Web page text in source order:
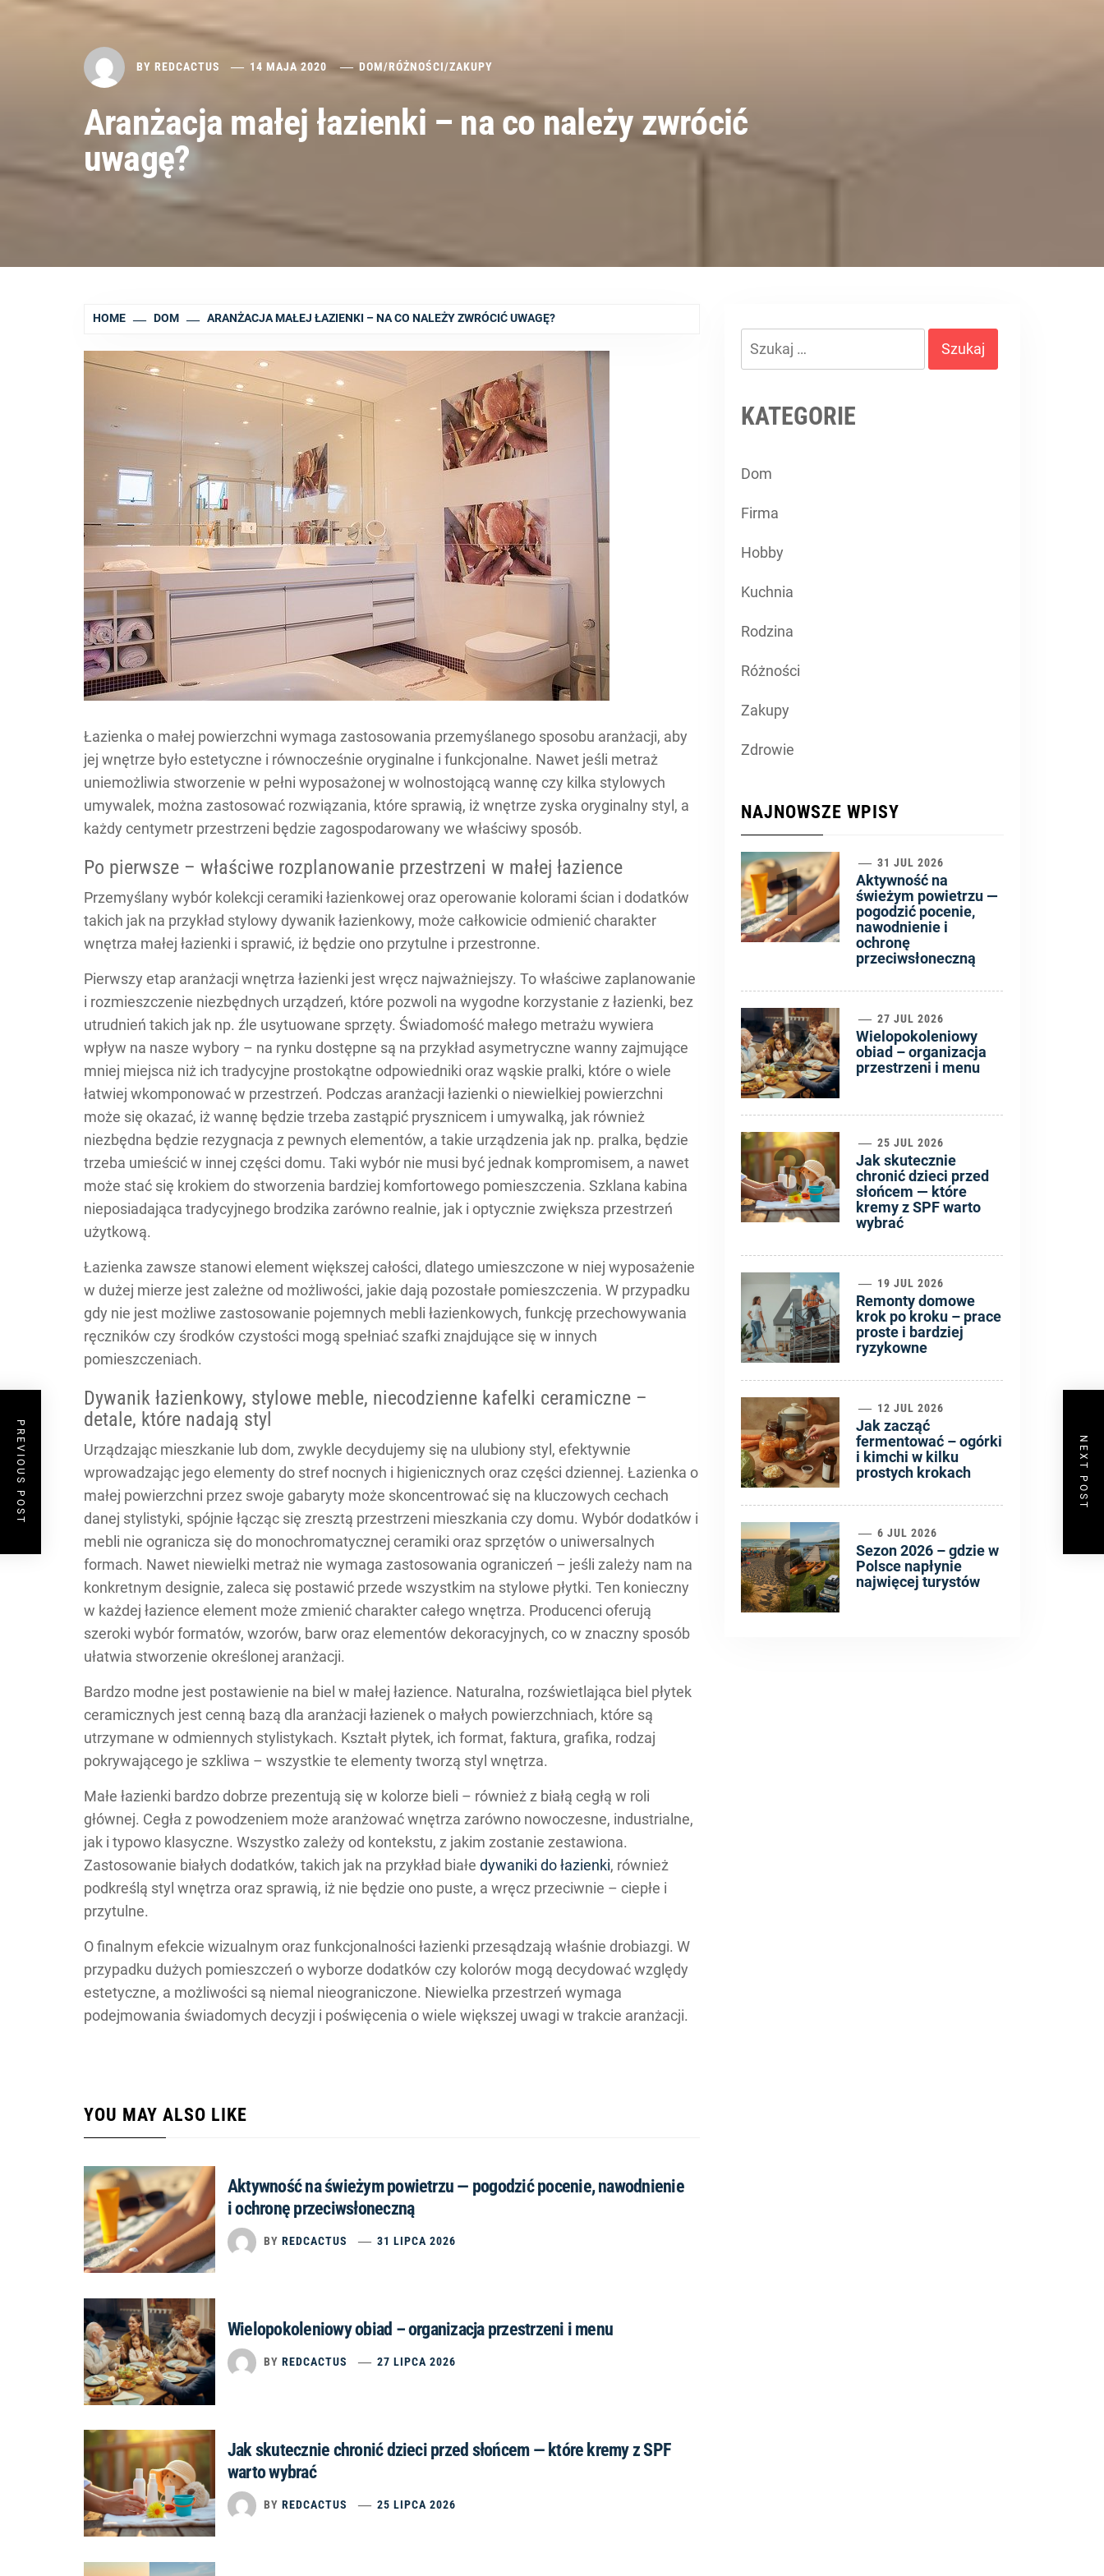
BY REDCACTUS 14 MAJA 2020 DOM/RÓŻNOŚCI/ZAKUPY
Aranżacja małej łazienki – na co należy zwrócić
uwagę?
HOME DOM ARANŻACJA MAŁEJ ŁAZIENKI – NA CO NALEŻY ZWRÓCIĆ UWAGĘ?
Łazienka o małej powierzchni wymaga zastosowania przemyślanego sposobu aranżacji, aby
jej wnętrze było estetyczne i równocześnie oryginalne i funkcjonalne. Nawet jeśli metraż
uniemożliwia stworzenie w pełni wyposażonej w wolnostojącą wannę czy kilka stylowych
umywalek, można zastosować rozwiązania, które sprawią, iż wnętrze zyska oryginalny styl, a
każdy centymetr przestrzeni będzie zagospodarowany we właściwy sposób.
Po pierwsze – właściwe rozplanowanie przestrzeni w małej łazience
Przemyślany wybór kolekcji ceramiki łazienkowej oraz operowanie kolorami ścian i dodatków
takich jak na przykład stylowy dywanik łazienkowy, może całkowicie odmienić charakter
wnętrza małej łazienki i sprawić, iż będzie ono przytulne i przestronne.
Pierwszy etap aranżacji wnętrza łazienki jest wręcz najważniejszy. To właściwe zaplanowanie
i rozmieszczenie niezbędnych urządzeń, które pozwoli na wygodne korzystanie z łazienki, bez
utrudnień takich jak np. źle usytuowane sprzęty. Świadomość małego metrażu wywiera
wpływ na nasze wybory – na rynku dostępne są na przykład asymetryczne wanny zajmujące
mniej miejsca niż ich tradycyjne prostokątne odpowiedniki oraz wąskie pralki, które o wiele
łatwiej wkomponować w przestrzeń. Podczas aranżacji łazienki o niewielkiej powierzchni
może się okazać, iż wannę będzie trzeba zastąpić prysznicem i umywalką, jak również
niezbędna będzie rezygnacja z pewnych elementów, a takie urządzenia jak np. pralka, będzie
trzeba umieścić w innej części domu. Taki wybór nie musi być jednak kompromisem, a nawet
może stać się krokiem do stworzenia bardziej komfortowego pomieszczenia. Szklana kabina
nieposiadająca tradycyjnego brodzika zarówno realnie, jak i optycznie zwiększa przestrzeń
użytkową.
Łazienka zawsze stanowi element większej całości, dlatego umieszczone w niej wyposażenie
w dużej mierze jest zależne od możliwości, jakie dają pozostałe pomieszczenia. W przypadku
gdy nie jest możliwe zastosowanie pojemnych mebli łazienkowych, funkcję przechowywania
ręczników czy środków czystości mogą spełniać szafki znajdujące się w innych
pomieszczeniach.
Dywanik łazienkowy, stylowe meble, niecodzienne kafelki ceramiczne –
detale, które nadają styl
Urządzając mieszkanie lub dom, zwykle decydujemy się na ulubiony styl, efektywnie
wprowadzając jego elementy do stref nocnych i higienicznych oraz części dziennej. Łazienka o
małej powierzchni przez swoje gabaryty może skoncentrować się na kluczowych cechach
danej stylistyki, spójnie łącząc się zresztą przestrzeni mieszkania czy domu. Wybór dodatków i
mebli nie ogranicza się do monochromatycznej ceramiki oraz sprzętów o uniwersalnych
formach. Nawet niewielki metraż nie wymaga zastosowania ograniczeń – jeśli zależy nam na
konkretnym designie, zaleca się postawić przede wszystkim na stylowe płytki. Ten konieczny
w każdej łazience element może zmienić charakter całego wnętrza. Producenci oferują
szeroki wybór formatów, wzorów, barw oraz elementów dekoracyjnych, co w znaczny sposób
ułatwia stworzenie określonej aranżacji.
Bardzo modne jest postawienie na biel w małej łazience. Naturalna, rozświetlająca biel płytek
ceramicznych jest cenną bazą dla aranżacji łazienek o małych powierzchniach, które są
utrzymane w odmiennych stylistykach. Kształt płytek, ich format, faktura, grafika, rodzaj
pokrywającego je szkliwa – wszystkie te elementy tworzą styl wnętrza.
Małe łazienki bardzo dobrze prezentują się w kolorze bieli – również z białą cegłą w roli
głównej. Cegła z powodzeniem może aranżować wnętrza zarówno nowoczesne, industrialne,
jak i typowo klasyczne. Wszystko zależy od kontekstu, z jakim zostanie zestawiona.
Zastosowanie białych dodatków, takich jak na przykład białe dywaniki do łazienki, również
podkreślą styl wnętrza oraz sprawią, iż nie będzie ono puste, a wręcz przeciwnie – ciepłe i
przytulne.
O finalnym efekcie wizualnym oraz funkcjonalności łazienki przesądzają właśnie drobiazgi. W
przypadku dużych pomieszczeń o wyborze dodatków czy kolorów mogą decydować względy
estetyczne, a możliwości są niemal nieograniczone. Niewielka przestrzeń wymaga
podejmowania świadomych decyzji i poświęcenia o wiele większej uwagi w trakcie aranżacji.
YOU MAY ALSO LIKE
Aktywność na świeżym powietrzu — pogodzić pocenie, nawodnienie
i ochronę przeciwsłoneczną
BY REDCACTUS 31 LIPCA 2026
Wielopokoleniowy obiad – organizacja przestrzeni i menu
BY REDCACTUS 27 LIPCA 2026
Jak skutecznie chronić dzieci przed słońcem — które kremy z SPF
warto wybrać
BY REDCACTUS 25 LIPCA 2026
PREVIOUS POST NEXT POST
Szukaj:
KATEGORIE
Dom
Firma
Hobby
Kuchnia
Rodzina
Różności
Zakupy
Zdrowie
NAJNOWSZE WPISY
1 31 JUL 2026
Aktywność na
świeżym powietrzu —
pogodzić pocenie,
nawodnienie i
ochronę
przeciwsłoneczną
2 27 JUL 2026
Wielopokoleniowy
obiad – organizacja
przestrzeni i menu
3 25 JUL 2026
Jak skutecznie
chronić dzieci przed
słońcem — które
kremy z SPF warto
wybrać
4 19 JUL 2026
Remonty domowe
krok po kroku – prace
proste i bardziej
ryzykowne
5 12 JUL 2026
Jak zacząć
fermentować – ogórki
i kimchi w kilku
prostych krokach
6 6 JUL 2026
Sezon 2026 – gdzie w
Polsce napłynie
najwięcej turystów